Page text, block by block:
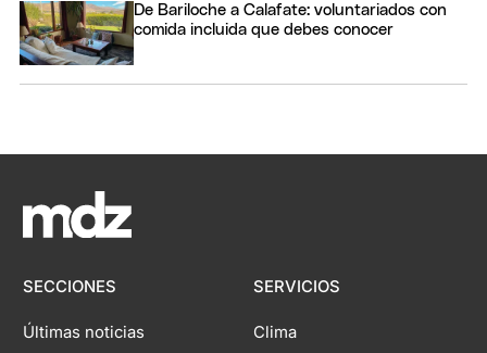
De Bariloche a Calafate: voluntariados con
comida incluida que debes conocer
SECCIONES
Últimas noticias
SERVICIOS
Clima